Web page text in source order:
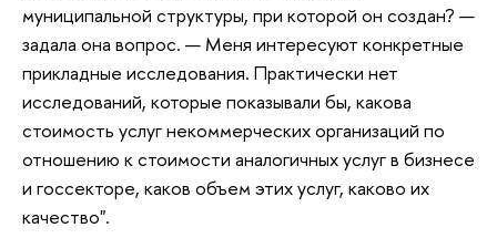
муниципальной структуры, при которой он создан? —
задала она вопрос. — Меня интересуют конкретные
прикладные исследования. Практически нет
исследований, которые показывали бы, какова
стоимость услуг некоммерческих организаций по
отношению к стоимости аналогичных услуг в бизнесе
и госсекторе, каков объем этих услуг, каково их
качество".